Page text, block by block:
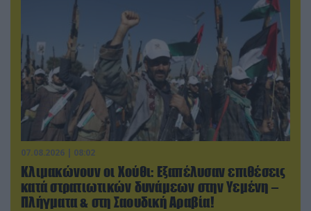
07.08.2026 | 08:02
Κλιμακώνουν οι Χούθι: Eξαπέλυσαν επιθέσεις
κατά στρατιωτικών δυνάμεων στην Υεμένη –
Πλήγματα & στη Σαουδική Αραβία!